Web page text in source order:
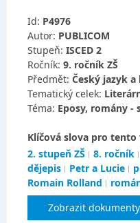
Id: P4976
Autor: PUBLICOM
Stupeň: ISCED 2
Ročník: 9. ročník ZŠ
Předmět: Český jazyk
Tematický celek:
Téma: Eposy, romány -
Klíčová slova pro
2. stupeň ZŠ
8. ročník
dějepis
Petr a Lucie
Romain Rolland
Zobrazit